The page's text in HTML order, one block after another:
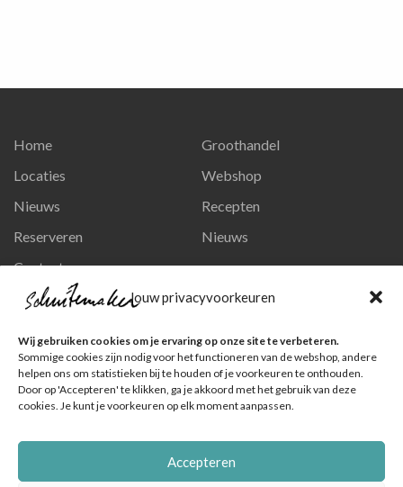
Jouw privacyvoorkeuren
Wij gebruiken cookies om je ervaring op onze site te verbeteren.
Sommige cookies zijn nodig voor het functioneren van de webshop, andere
helpen ons om statistieken bij te houden of je voorkeuren te onthouden.
Door op 'Accepteren' te klikken, ga je akkoord met het gebruik van deze
cookies. Je kunt je voorkeuren op elk moment aanpassen.
Accepteren
Home
Locaties
Nieuws
Reserveren
Contact
Privacy en persoonsgegevens
Groothandel
Webshop
Recepten
Nieuws
Ga naar onze pagina
Volg ons op Instagram
Ga naar onze pagina